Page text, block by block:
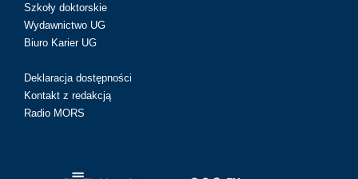
Szkoły doktorskie
Wydawnictwo UG
Biuro Karier UG
Deklaracja dostępności
Kontakt z redakcją
Radio MORS